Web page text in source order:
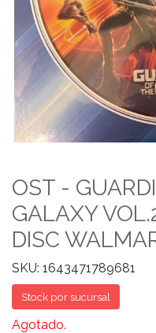
OST -
GALAXY
DISC
SKU: 1643471789681
Stock por sucursal
Agotado.